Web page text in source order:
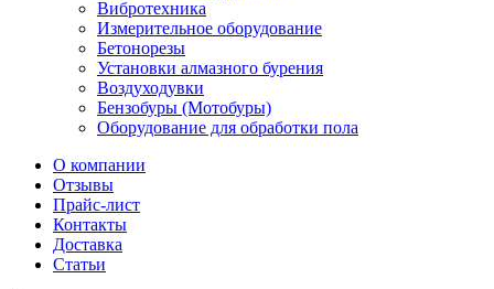
Вибротехника
Измерительное оборудование
Бетонорезы
Установки алмазного бурения
Воздуходувки
Бензобуры (Мотобуры)
Оборудование для обработки пола
О компании
Отзывы
Прайс-лист
Контакты
Доставка
Статьи